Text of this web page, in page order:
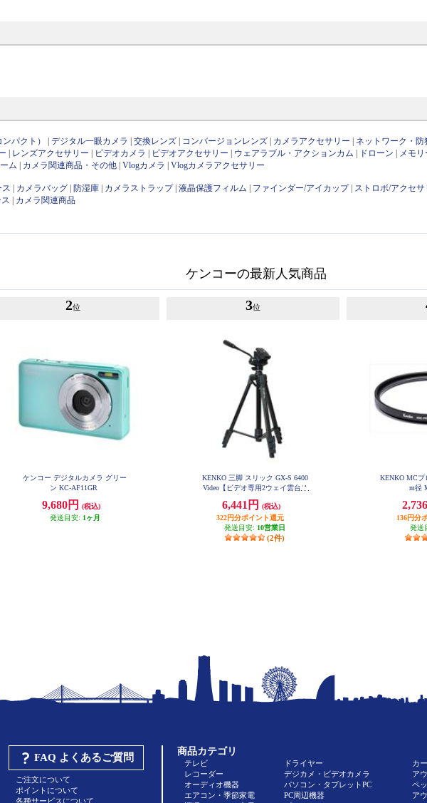
パクト） |デジタル一眼カメラ |交換レンズ コンバージョンレンズ カメラアクセサリー ネットワーク・防
レンズアクセサリー ビデオカメラ ビデオアクセサリー ウェアラブル・アクションカム ドローン メモ
ム カメラ関連商品・その他 |Vlogカメラ |Vlogカメラアクセサリー
ス カメラバッグ 防湿庫 カメラストラップ|液晶保護フィルム ファインダー/アイカップ| ストロボ/アクセサ
カメラ関連商品
ケンコーの最新人気商品
2位
ケンコー デジタルカメラ グリー
ン KC-AF11GR
9,680円
(税込)
発送目安: 1ヶ月
3位
KENKO 三脚 スリック GX-S 6400
Video【ビデオ専用2ウェイ雲台/4
6,441円
(税込)
322円分ポイント還元
発送目安: 10営業日
(2件)
KENKO MCプ
m径
136円分
発送
FAQ よくあるご質問
ご注文について
ポイントについて
各種サービスについて
商品カテゴリ
テレビ
レコーダー
オーディオ機器
エアコン・季節家電
ドライヤー
デジカメ・ビデオカメラ
パソコン・タブレットPC
PC周辺機器
カ
ア
ペ
ア